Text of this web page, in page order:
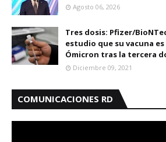
Agosto 06, 2026
Tres dosis: Pfizer/
estudio que su vacuna
Ómicron tras la tercera
Diciembre 09, 2021
COMUNICACIONES RD